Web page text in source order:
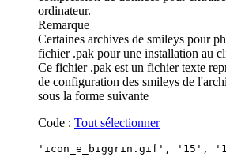
ordinateur.
Remarque
Certaines archives de smileys pour
fichier .pak pour une installation au
Ce fichier .pak est un fichier texte
de configuration des smileys de
sous la forme suivante
Code : Tout sélectionner
'icon_e_biggrin.gif', '15',